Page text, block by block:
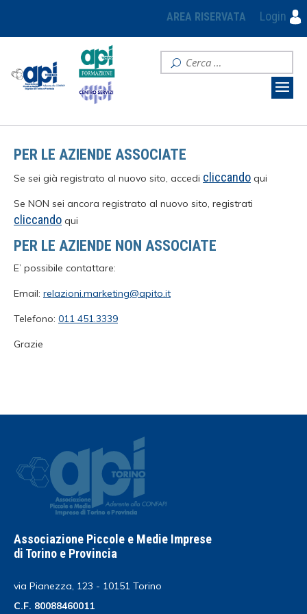
AREA RISERVATA Login
PER LE AZIENDE ASSOCIATE
Se sei già registrato al nuovo sito, accedi cliccando qui
Se NON sei ancora registrato al nuovo sito, registrati
cliccando qui
PER LE AZIENDE NON ASSOCIATE
E’ possibile contattare:
Email: relazioni.marketing@apito.it
Telefono: 011 451.3339
Grazie
Associazione Piccole e Medie Imprese
di Torino e Provincia
via Pianezza, 123 - 10151 Torino
C.F. 80088460011